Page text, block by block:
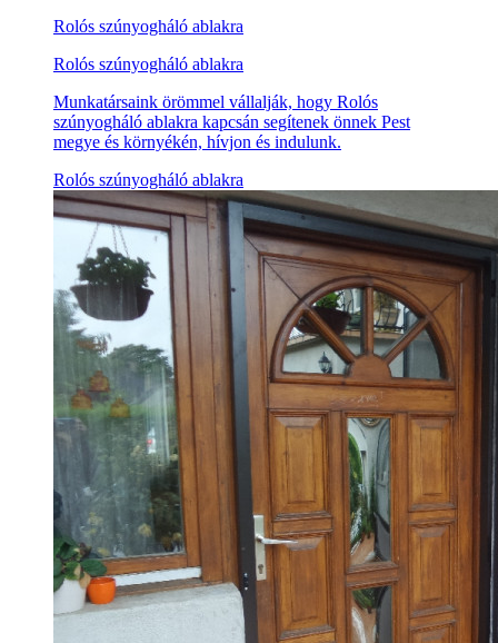
Rolós szúnyogháló ablakra
Rolós szúnyogháló ablakra
Munkatársaink örömmel vállalják, hogy Rolós
szúnyogháló ablakra kapcsán segítenek önnek Pest
megye és környékén, hívjon és indulunk.
Rolós szúnyogháló ablakra